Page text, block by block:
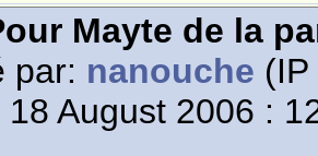
Mayte de la
par: nanouche
18 August 2006 :